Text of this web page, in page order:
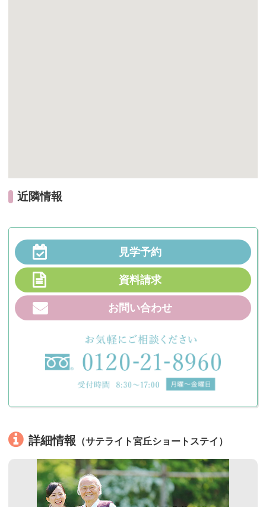
近隣情報
見学予約
資料請求
お問い合わせ
詳細情報 （サテライト宮丘ショートステイ）